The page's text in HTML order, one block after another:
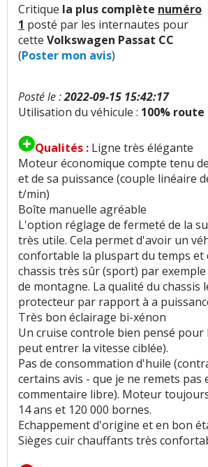
Bruit roulement/pneu:2n'aiment
Bruit d'air:3aiment
Finition / qualité des plastiques
n'aiment pas
Vieillissement des plastiques:
n'aiment pas
Sensibilité plastique:3
Présentation intérieure :2
Qualité son/autoradio:4
pas
Habitabilité: 4aiment 3
Hauteur de toit:1n'aime pas
Usure des sièges:2aiment
Rétrovision:2 n'aiment pas
Critique la plus complète numéro
1 posté par les internautes pour
cette Volkswagen Passat CC
(Poster mon avis)
Posté le :2022-09-15 15:42:17
Utilisation du véhicule : 100% route
Qualités : Ligne très élégante
Moteur économique compte tenu
et de sa puissance (couple linéaire
t/min)
Boîte manuelle agréable
L'option réglage de fermeté de la
très utile. Cela permet d'avoir un
confortable la pluspart du temps et
chassis très sûr (sport) par
de montagne. La qualité du chassis
protecteur par rapport à a
Très bon éclairage bi-xénon
Un cruise controle bien pensé pour
peut entrer la vitesse ciblée).
Pas de consommation d'huile
certains avis - que je ne remets pas
commentaire libre). Moteur
14 ans et 120 000 bornes.
Echappement d'origine et en bon
Sièges cuir chauffants très